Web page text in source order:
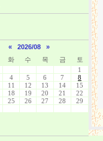
« 2026/08
»
화 수 목 금
토
1
4 5 6 7
8
11 12 13 14
15
18 19 20 21
22
25 26 27 28
29